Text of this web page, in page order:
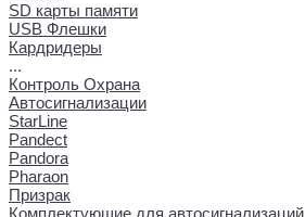
SD карты памяти
USB Флешки
Кардридеры
...
Контроль Охрана
Автосигнализации
StarLine
Pandect
Pandora
Pharaon
Призрак
Комплектующие для автосигнализаций